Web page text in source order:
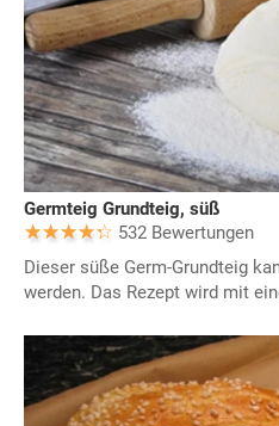
Germteig Grundteig, süß
532 Bewertungen
Dieser süße Germ-Grundteig
werden. Das Rezept wird mit